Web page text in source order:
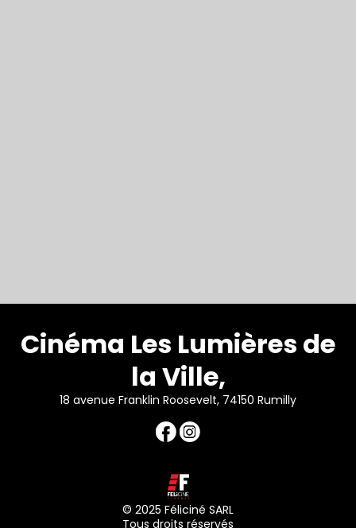
Cinéma Les Lumières de
la Ville,
18 avenue Franklin Roosevelt, 74150 Rumilly
© 2025 Féliciné SARL
Tous droits réservés